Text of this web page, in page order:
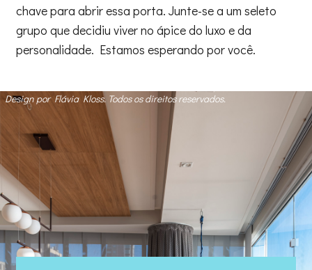
chave para abrir essa porta. Junte-se a um seleto
grupo que decidiu viver no ápice do luxo e da
personalidade. Estamos esperando por você.
Design por Flávia Kloss. Todos os direitos reservados.